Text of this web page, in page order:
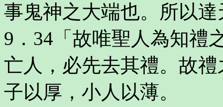
事鬼神之大端也。所以
9．34「故唯聖人為知禮
亡人，必先去其禮。故
子以厚，小人以薄。